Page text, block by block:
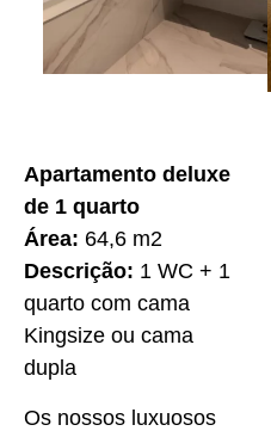
Apartamento deluxe
de 1 quarto
Área: 64,6 m2
Descrição: 1 WC + 1
quarto com cama
Kingsize ou cama
dupla
Os nossos luxuosos